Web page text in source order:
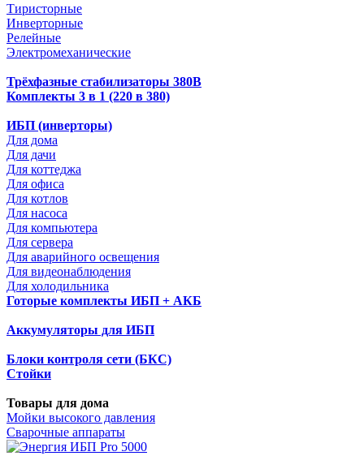
Тиристорные
Инверторные
Релейные
Электромеханические
Трёхфазные стабилизаторы 380В
Комплекты 3 в 1 (220 в 380)
ИБП (инверторы)
Для дома
Для дачи
Для коттеджа
Для офиса
Для котлов
Для насоса
Для компьютера
Для сервера
Для аварийного освещения
Для видеонаблюдения
Для холодильника
Готорые комплекты ИБП + АКБ
Аккумуляторы для ИБП
Блоки контроля сети (БКС)
Стойки
Товары для дома
Мойки высокого давления
Сварочные аппараты